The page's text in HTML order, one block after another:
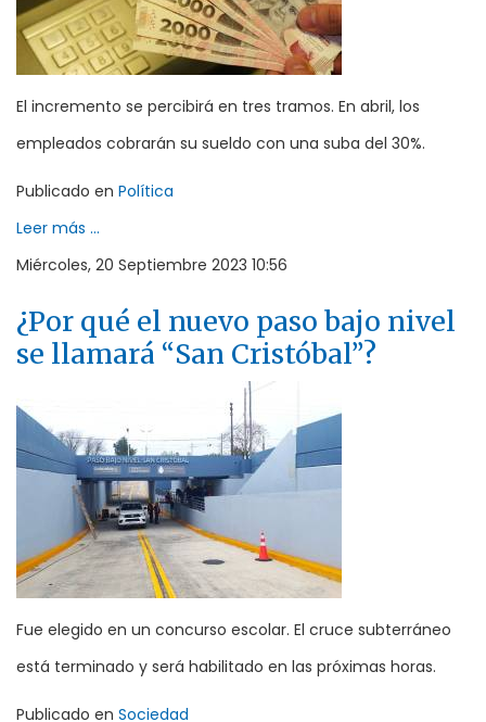
El incremento se percibirá en tres tramos. En abril, los
empleados cobrarán su sueldo con una suba del 30%.
Publicado en Política
Leer más ...
Miércoles, 20 Septiembre 2023 10:56
¿Por qué el nuevo paso bajo nivel
se llamará “San Cristóbal”?
Fue elegido en un concurso escolar. El cruce subterráneo
está terminado y será habilitado en las próximas horas.
Publicado en Sociedad